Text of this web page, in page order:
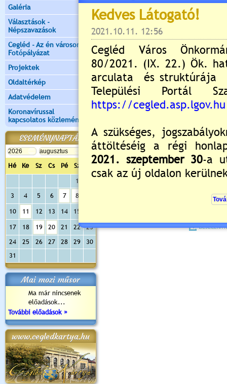
Galéria
Választások -
Népszavazások
Cegléd - Az én városom -
Fotópályázat
Projektek
Oldaltérkép
Adatvédelem
Koronavírussal
kapcsolatos közlemények
ESEMÉNYNAPTÁR
Hé Ke Sz Cs Pé Sz
Va
1
3
4 5 6 7 8
10 11 12 13 14 15
17 18 19 20 21 22
23
24
25 26 27 28 29
30
31
Mai mozi műsor
Ma már nincsenek
előadások...
További előadások »
www.cegledkartya.hu
Cegléd, Kossuth tér 1.
lehetőség.
Szíves megértésüket
Értékelés: 5/1
Még nincsenek hozzászólások